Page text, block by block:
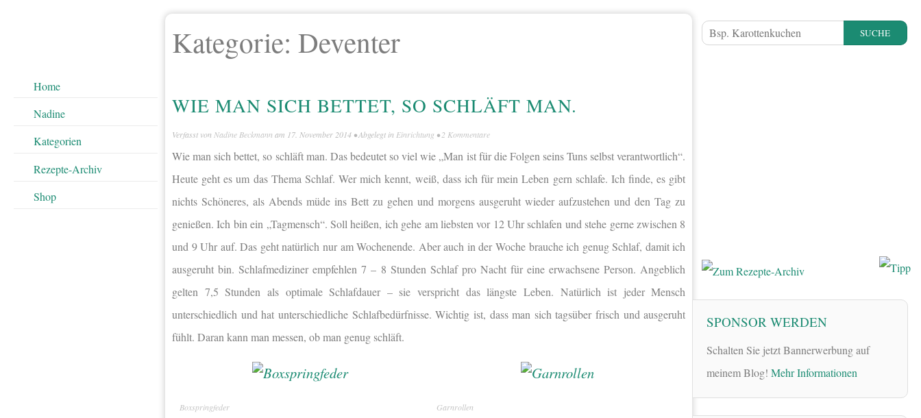
Home
Nadine
Kategorien
Rezepte-Archiv
Shop
Kategorie: Deventer
WIE MAN SICH BETTET, SO SCHLÄFT MAN.
Verfasst von Nadine Beckmann am 17. November 2014 • Abgelegt in Einrichtung •2 Kommentare
Wie man sich bettet, so schläft man. Das bedeutet so viel wie „Man ist für die Folgen seins Tuns selbst verantwortlich“.
Heute geht es um das Thema Schlaf. Wer mich kennt, weiß, dass ich für mein Leben gern schlafe. Ich finde, es gibt
nichts Schöneres, als Abends müde ins Bett zu gehen und morgens ausgeruht wieder aufzustehen und den Tag zu
genießen. Ich bin ein „Tagmensch“. Soll heißen, ich gehe am liebsten vor 12 Uhr schlafen und stehe gerne zwischen 8
und 9 Uhr auf. Das geht natürlich nur am Wochenende. Aber auch in der Woche brauche ich genug Schlaf, damit ich
ausgeruht bin. Schlafmediziner empfehlen 7 – 8 Stunden Schlaf pro Nacht für eine erwachsene Person. Angeblich
gelten 7,5 Stunden als optimale Schlafdauer – sie verspricht das längste Leben. Natürlich ist jeder Mensch
unterschiedlich und hat unterschiedliche Schlafbedürfnisse. Wichtig ist, dass man sich tagsüber frisch und ausgeruht
fühlt. Daran kann man messen, ob man genug schläft.
Boxspringfeder Garnrollen
SUCHE
SPONSOR WERDEN
Schalten Sie jetzt Bannerwerbung auf
meinem Blog! Mehr Informationen